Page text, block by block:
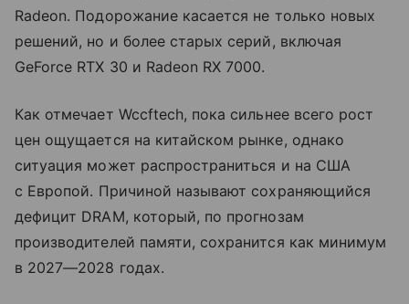
Radeon. Подорожание касается не только новых
решений, но и более старых серий, включая
GeForce RTX 30 и Radeon RX 7000.
Как отмечает Wccftech, пока сильнее всего рост
цен ощущается на китайском рынке, однако
ситуация может распространиться и на США
с Европой. Причиной называют сохраняющийся
дефицит DRAM, который, по прогнозам
производителей памяти, сохранится как минимум
в 2027—2028 годах.